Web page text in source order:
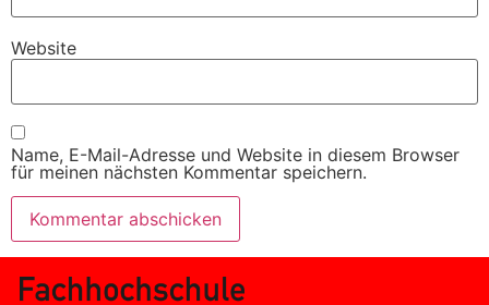
Website
Name, E-Mail-Adresse und Website in diesem Browser
für meinen nächsten Kommentar speichern.